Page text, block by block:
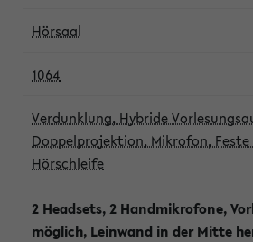
Hörsaal
1064
Verdunklung, Hybride
Doppelprojektion, Mikrofon,
Hörschleife
2 Headsets, 2 Handmikrofone,
möglich, Leinwand in der Mitte